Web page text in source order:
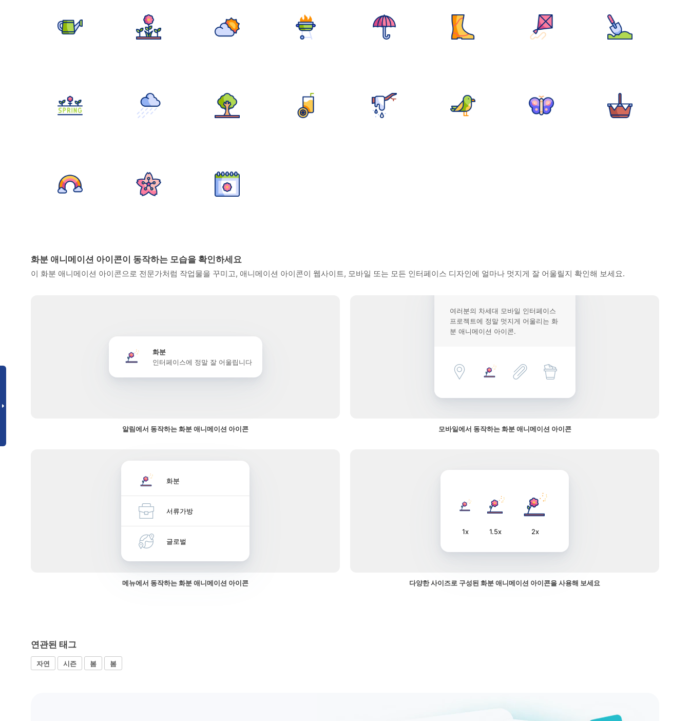
화분 애니메이션 아이콘이 동작하는 모습을 확인하세요
이 화분 애니메이션 아이콘으로 전문가처럼 작업물을 꾸미고, 애니메이션 아이콘이 웹사이트, 모바일 또는 모든 인터페이스 디자인에 얼마나 멋지게 잘 어울릴지 확인해 보세요.
화분
인터페이스에 정말 잘 어울립니다
알림에서 동작하는 화분 애니메이션 아이콘
여러분의 차세대 모바일 인터페이스
프로젝트에 정말 멋지게 어울리는 화
분 애니메이션 아이콘.
모바일에서 동작하는 화분 애니메이션 아이콘
화분
서류가방
글로벌
메뉴에서 동작하는 화분 애니메이션 아이콘
1x 1.5x 2x
다양한 사이즈로 구성된 화분 애니메이션 아이콘을 사용해 보세요
연관된 태그
자연 시즌 봄 봄